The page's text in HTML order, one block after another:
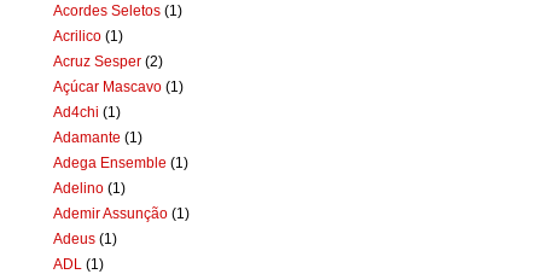
Acordes Seletos (1)
Acrilico (1)
Acruz Sesper (2)
Açúcar Mascavo (1)
Ad4chi (1)
Adamante (1)
Adega Ensemble (1)
Adelino (1)
Ademir Assunção (1)
Adeus (1)
ADL (1)